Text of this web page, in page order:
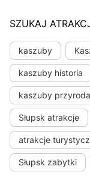
SZUKAJ
kaszuby
kaszuby historia
kaszuby przyroda
Słupsk atrakcje
atrakcje
Słupsk zabytki